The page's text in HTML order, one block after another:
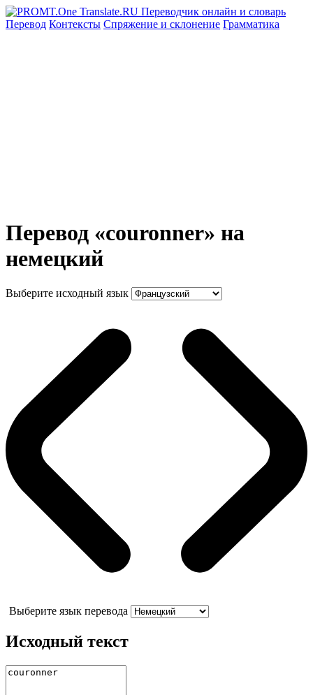
Перевод Контексты Спряжение и склонение Грамматика
Перевод «couronner» на
немецкий
Выберите исходный язык
Выберите язык перевода
Исходный текст